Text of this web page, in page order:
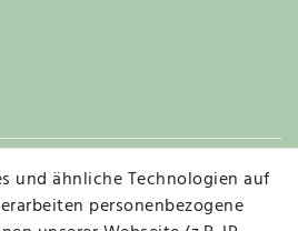
und ähnliche Technologien auf
personenbezogene